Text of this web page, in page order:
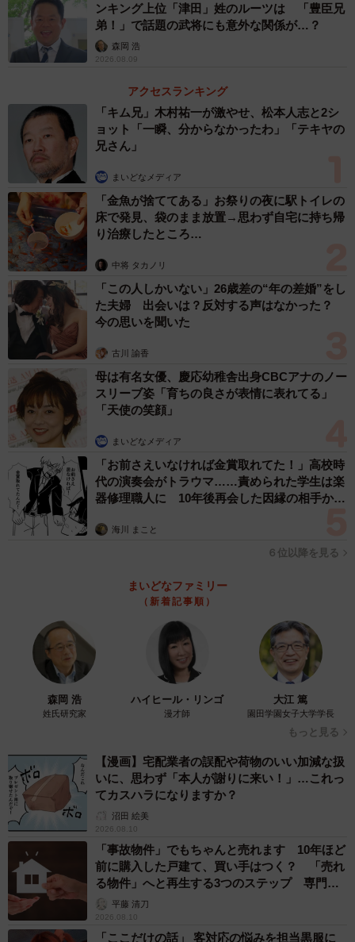
ンキング上位「津田」姓のルーツは 「豊臣兄
弟！」で話題の武将にも意外な関係が…？
森岡 浩
2026.08.09
アクセスランキング
「キム兄」木村祐一が激やせ、松本人志と2シ
ョット「一瞬、分からなかったわ」「テキヤの
兄さん」
まいどなメディア
「金魚が捨ててある」お祭りの夜に駅トイレの
床で発見、袋のまま放置→思わず自宅に持ち帰
り治療したところ…
中将 タカノリ
「この人しかいない」26歳差の“年の差婚”をし
た夫婦 出会いは？反対する声はなかった？
今の思いを聞いた
古川 諭香
母は有名女優、慶応幼稚舎出身CBCアナのノー
スリーブ姿「育ちの良さが表情に表れてる」
「天使の笑顔」
まいどなメディア
「お前さえいなければ金賞取れてた！」高校時
代の演奏会がトラウマ……責められた学生は楽
器修理職人に 10年後再会した因縁の相手から
海川 まこと
６位以降を見る
まいどなファミリー
（新着記事順）
森岡 浩
姓氏研究家
ハイヒール・リンゴ
漫才師
大江 篤
園田学園女子大学学長
もっと見る
【漫画】宅配業者の誤配や荷物のいい加減な扱
いに、思わず「本人が謝りに来い！」…これっ
てカスハラになりますか？
沼田 絵美
2026.08.10
「事故物件」でもちゃんと売れます 10年ほど
前に購入した戸建て、買い手はつく？ 「売れ
る物件」へと再生する3つのステップ 専門家
が解説平藤 清刀
2026.08.10
「ここだけの話」 客対応の悩みを担当黒服に